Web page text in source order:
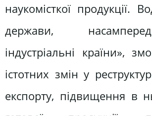
наукомісткої продукції.
держави,
індустріальні країни»,
істотних змін у
експорту, підвищення в